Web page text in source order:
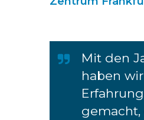
Mit den
haben wir